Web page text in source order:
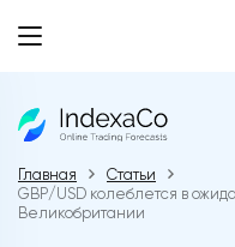
Главная
Статьи
GBP/USD колеблется в
Великобритании